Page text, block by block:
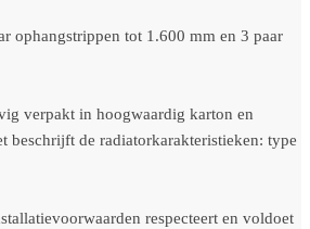
ophangstrippen tot 1.600 mm en 3 paar
verpakt in hoogwaardig karton en
beschrijft de radiatorkarakteristieken: type
respecteert en voldoet